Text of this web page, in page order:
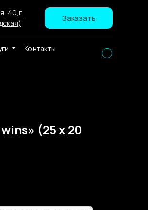
Заказать
40,г.
Контакты
(25 x 20